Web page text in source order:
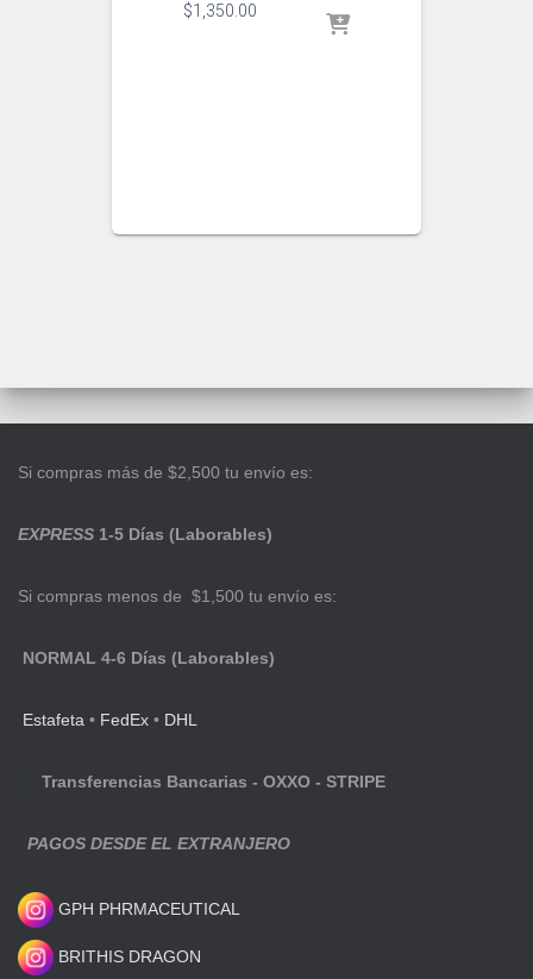
$1,350.00
Si compras más de $2,500 tu envío es:
EXPRESS 1-5 Días (Laborables)
Si compras menos de $1,500 tu envío es:
NORMAL 4-6 Días (Laborables)
Estafeta • FedEx • DHL
Transferencias Bancarias - OXXO - STRIPE
PAGOS DESDE EL EXTRANJERO
GPH PHRMACEUTICAL
BRITHIS DRAGON